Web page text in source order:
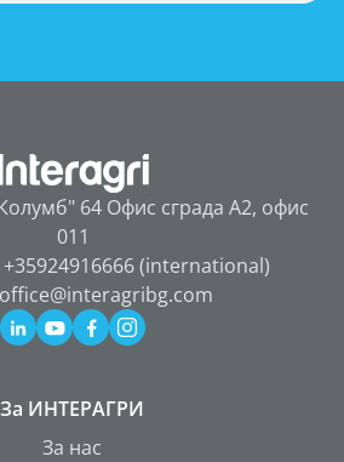
64 Офис сграда А2, офис
011
(international)
За ИНТЕРАГРИ
За нас